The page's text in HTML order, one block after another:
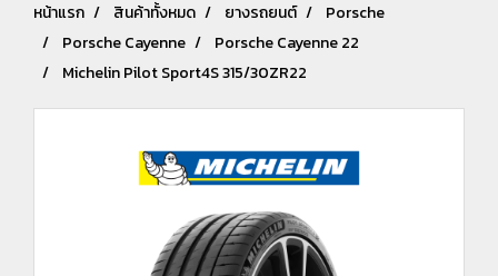
หน้าแรก สินค้าทั้งหมด ยางรถยนต์
Porsche
Porsche Cayenne
Porsche Cayenne 22
Michelin Pilot Sport4S 315/30ZR22